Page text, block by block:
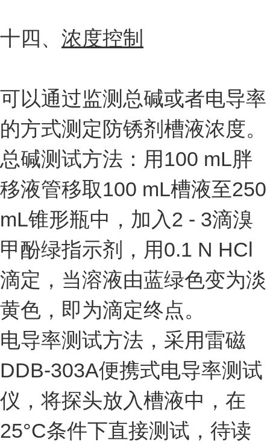
十四、 浓度控制
可以通过监测总碱或者电导率
的方式测定防锈剂槽液浓度。
总碱测试方法：用100 mL胖
移液管移取100 mL槽液至250
mL锥形瓶中，加入2 - 3滴溴
甲酚绿指示剂，用0.1 N HCl
滴定，当溶液由蓝绿色变为淡
黄色，即为滴定终点。
电导率测试方法，采用雷磁
DDB-303A便携式电导率测试
仪，将探头放入槽液中，在
25°C条件下直接测试，待读